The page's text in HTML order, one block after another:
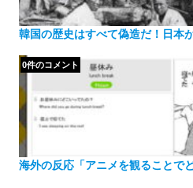
韓国の歴史はすべて偽造だ！日本
海外の反応「アニメを観ることで
0件のコメント